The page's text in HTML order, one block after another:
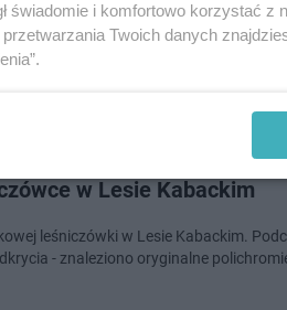
Miejskich dobiegają końca. Perełką
w Lesie Kabackim
leśniczówki w Lesie Kabackim.
- znaleziono oryginalne
świadomie i komfortowo korzystać z
Twoich danych